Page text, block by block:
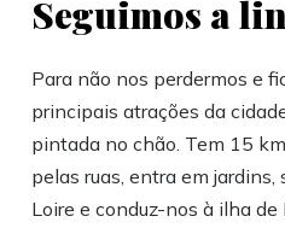
Seguimos a
Para não nos perdermos e
principais atrações da
pintada no chão. Tem 15
pelas ruas, entra em jardins,
Loire e conduz-nos à ilha